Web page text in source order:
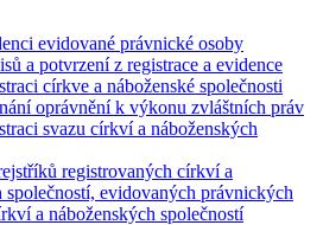
evidované právnické osoby
a potvrzení z registrace a evidence
církve a náboženské společnosti
oprávnění k výkonu zvláštních práv
svazu církví a náboženských
registrovaných církví a
společností, evidovaných právnických
a náboženských společností